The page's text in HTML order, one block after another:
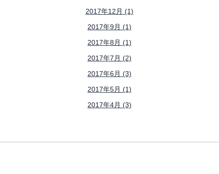
2017年12月 (1)
2017年9月 (1)
2017年8月 (1)
2017年7月 (2)
2017年6月 (3)
2017年5月 (1)
2017年4月 (3)